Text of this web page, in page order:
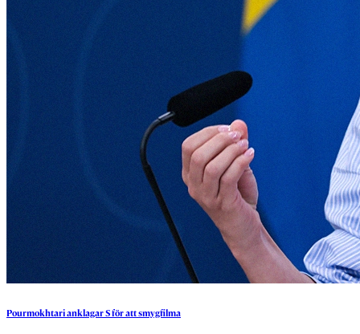
PourmokhtarianklagarSförattsmygfilma